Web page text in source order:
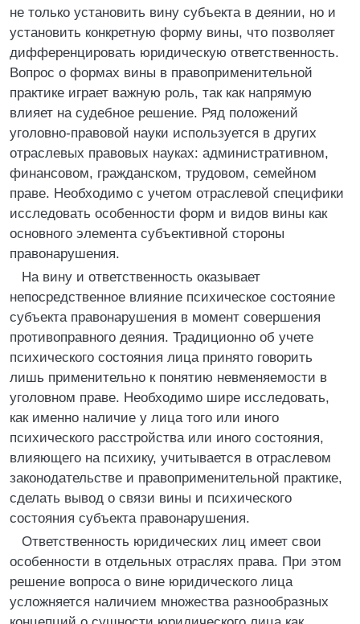
не только установить вину субъекта в деянии, но и
установить конкретную форму вины, что позволяет
дифференцировать юридическую ответственность.
Вопрос о формах вины в правоприменительной
практике играет важную роль, так как напрямую
влияет на судебное решение. Ряд положений
уголовно-правовой науки используется в других
отраслевых правовых науках: административном,
финансовом, гражданском, трудовом, семейном
праве. Необходимо с учетом отраслевой специфики
исследовать особенности форм и видов вины как
основного элемента субъективной стороны
правонарушения.
На вину и ответственность оказывает
непосредственное влияние психическое состояние
субъекта правонарушения в момент совершения
противоправного деяния. Традиционно об учете
психического состояния лица принято говорить
лишь применительно к понятию невменяемости в
уголовном праве. Необходимо шире исследовать,
как именно наличие у лица того или иного
психического расстройства или иного состояния,
влияющего на психику, учитывается в отраслевом
законодательстве и правоприменительной практике,
сделать вывод о связи вины и психического
состояния субъекта правонарушения.
Ответственность юридических лиц имеет свои
особенности в отдельных отраслях права. При этом
решение вопроса о вине юридического лица
усложняется наличием множества разнообразных